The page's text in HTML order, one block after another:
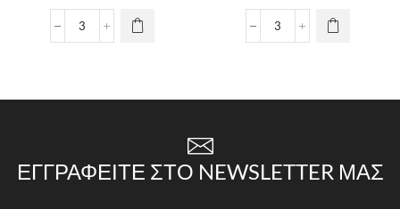
ΕΓΓΡΑΦΕΊΤΕ ΣΤΟ NEWSLETTER ΜΑΣ